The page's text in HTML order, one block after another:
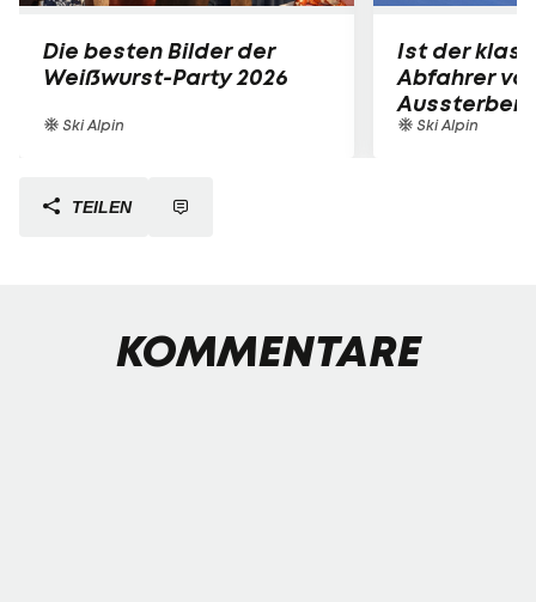
Die besten Bilder der
Weißwurst-Party 2026
Ski Alpin
Ist der
Abfahrer
Aussterben
Ski Alpin
TEILEN
KOMMENTARE